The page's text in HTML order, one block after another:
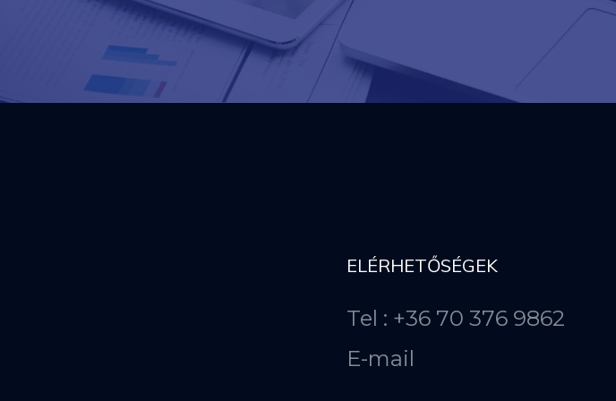
ELÉRHETŐSÉGEK
Tel : +36 70 376 9862
E-mail